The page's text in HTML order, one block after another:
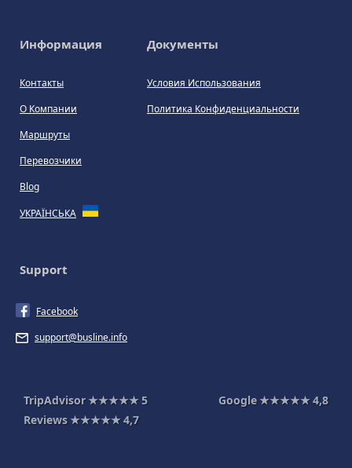
Информация
Контакты
О Компании
Маршруты
Перевозчики
Blog
УКРАЇНСЬКА
Документы
Условия Использования
Политика Конфиденциальности
Support
Facebook
support@busline.info
TripAdvisor ★★★★★5 Google ★★★★★4,8
Reviews ★★★★★4,7